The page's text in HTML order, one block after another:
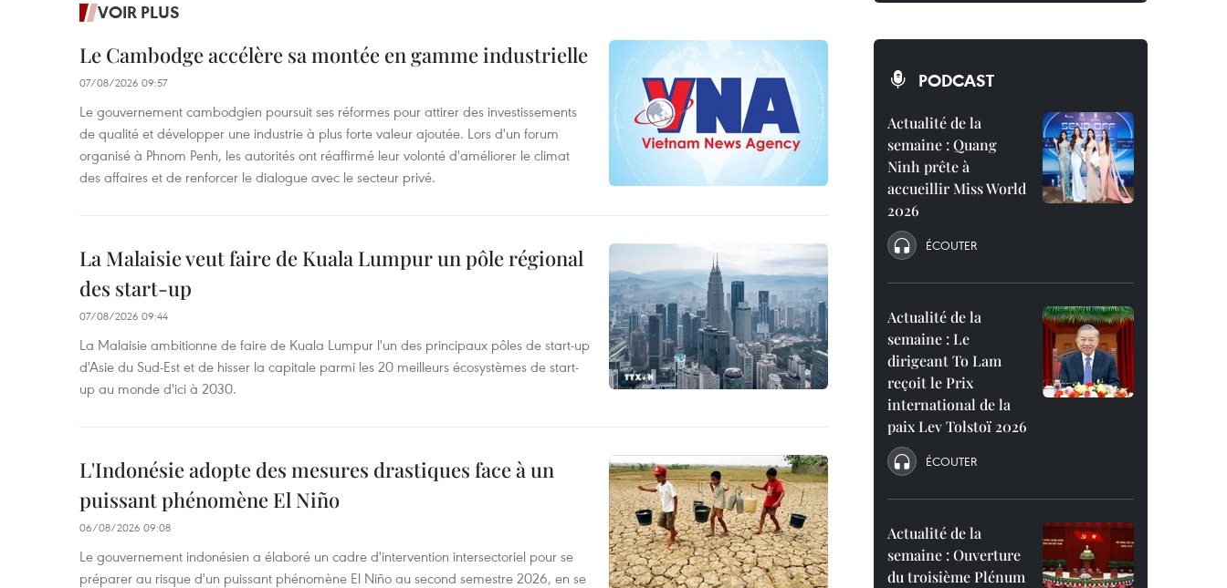
VOIR PLUS
Le Cambodge accélère sa montée en gamme industrielle
07/08/2026 09:57
Le gouvernement cambodgien poursuit ses réformes pour attirer des investissements
de qualité et développer une industrie à plus forte valeur ajoutée. Lors d'un forum
organisé à Phnom Penh, les autorités ont réaffirmé leur volonté d'améliorer le climat
des affaires et de renforcer le dialogue avec le secteur privé.
La Malaisie veut faire de Kuala Lumpur un pôle régional
des start-up
07/08/2026 09:44
La Malaisie ambitionne de faire de Kuala Lumpur l'un des principaux pôles de start-up
d'Asie du Sud-Est et de hisser la capitale parmi les 20 meilleurs écosystèmes de start-
up au monde d'ici à 2030.
L'Indonésie adopte des mesures drastiques face à un
puissant phénomène El Niño
06/08/2026 09:08
Le gouvernement indonésien a élaboré un cadre d'intervention intersectoriel pour se
préparer au risque d'un puissant phénomène El Niño au second semestre 2026, en se
PODCAST
Actualité de la
semaine : Quang
Ninh prête à
accueillir Miss World
2026
ÉCOUTER
Actualité de la
semaine : Le
dirigeant To Lam
reçoit le Prix
international de la
paix Lev Tolstoï 2026
ÉCOUTER
Actualité de la
semaine : Ouverture
du troisième Plénum